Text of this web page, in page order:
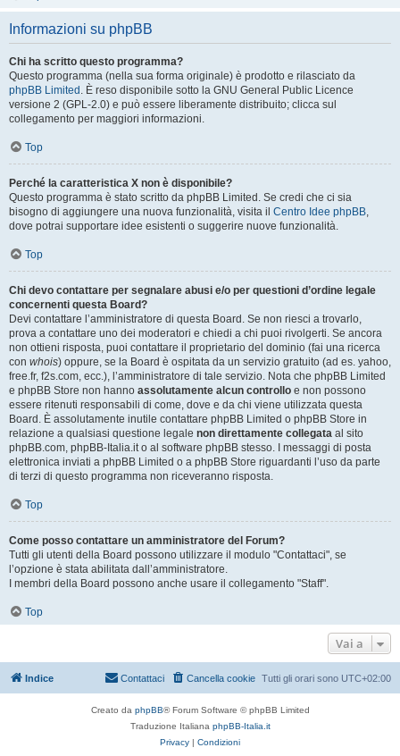
Informazioni su phpBB
Chi ha scritto questo programma?
Questo programma (nella sua forma originale) è prodotto e rilasciato da
phpBB Limited . È reso disponibile sotto la GNU General Public Licence
versione 2 (GPL-2.0) e può essere liberamente distribuito; clicca sul
collegamento per maggiori informazioni.
Top
Perché la caratteristica X non è disponibile?
Questo programma è stato scritto da phpBB Limited. Se credi che ci sia
bisogno di aggiungere una nuova funzionalità, visita il Centro Idee phpBB,
dove potrai supportare idee esistenti o suggerire nuove funzionalità.
Top
Chi devo contattare per segnalare abusi e/o per questioni d’ordine legale
concernenti questa Board?
Devi contattare l’amministratore di questa Board. Se non riesci a trovarlo,
prova a contattare uno dei moderatori e chiedi a chi puoi rivolgerti. Se ancora
non ottieni risposta, puoi contattare il proprietario del dominio (fai una ricerca
con whois) oppure, se la Board è ospitata da un servizio gratuito (ad es. yahoo,
free.fr, f2s.com, ecc.), l’amministratore di tale servizio. Nota che phpBB Limited
e phpBB Store non hanno assolutamente alcun controllo e non possono
essere ritenuti responsabili di come, dove e da chi viene utilizzata questa
Board. È assolutamente inutile contattare phpBB Limited o phpBB Store in
relazione a qualsiasi questione legale non direttamente collegata al sito
phpBB.com, phpBB-Italia.it o al software phpBB stesso. I messaggi di posta
elettronica inviati a phpBB Limited o a phpBB Store riguardanti l’uso da parte
di terzi di questo programma non riceveranno risposta.
Top
Come posso contattare un amministratore del Forum?
Tutti gli utenti della Board possono utilizzare il modulo "Contattaci", se
l’opzione è stata abilitata dall’amministratore.
I membri della Board possono anche usare il collegamento "Staff".
Top
Vai a
Indice Tutti gli orari sono UTC+02:00
Cancella cookie
Contattaci
Creato da phpBB® Forum Software © phpBB Limited
Traduzione Italiana phpBB-Italia.it
Privacy | Condizioni